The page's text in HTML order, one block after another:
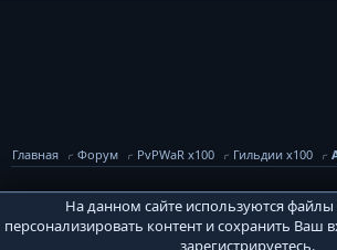
Главная Форум PvPWaR x100 Гильдии x100
PVPWaR Base
Политика
На данном сайте используются
персонализировать контент и сохранить Ваш
зарегистрируетесь.